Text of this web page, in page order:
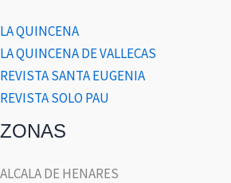
LA QUINCENA
LA QUINCENA DE VALLECAS
REVISTA SANTA EUGENIA
REVISTA SOLO PAU
ZONAS
ALCALA DE HENARES